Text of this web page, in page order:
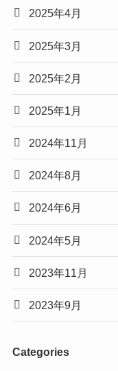
2025年4月
2025年3月
2025年2月
2025年1月
2024年11月
2024年8月
2024年6月
2024年5月
2023年11月
2023年9月
Categories